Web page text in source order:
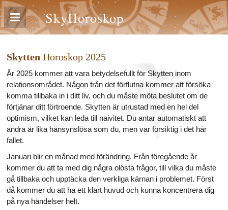
SkyHoroskop
Skytten Horoskop 2025
År 2025 kommer att vara betydelsefullt för Skytten inom
relationsområdet. Någon från det förflutna kommer att försöka
komma tillbaka in i ditt liv, och du måste möta beslutet om de
förtjänar ditt förtroende. Skytten är utrustad med en hel del
optimism, vilket kan leda till naivitet. Du antar automatiskt att
andra är lika hänsynslösa som du, men var försiktig i det här
fallet.
Januari blir en månad med förändring. Från föregående år
kommer du att ta med dig några olösta frågor, till vilka du måste
gå tillbaka och upptäcka den verkliga kärnan i problemet. Först
då kommer du att ha ett klart huvud och kunna koncentrera dig
på nya händelser helt.